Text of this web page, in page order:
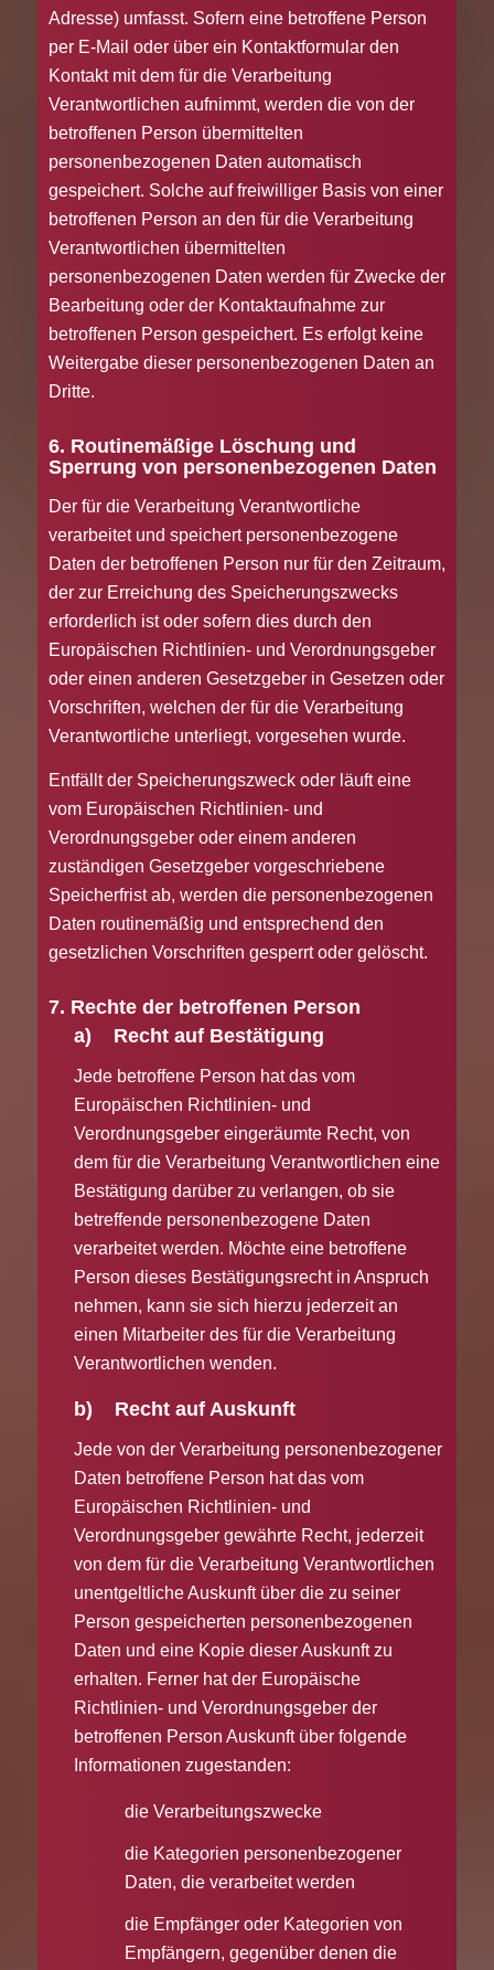
Adresse) umfasst. Sofern eine betroffene Person
per E-Mail oder über ein Kontaktformular den
Kontakt mit dem für die Verarbeitung
Verantwortlichen aufnimmt, werden die von der
betroffenen Person übermittelten
personenbezogenen Daten automatisch
gespeichert. Solche auf freiwilliger Basis von einer
betroffenen Person an den für die Verarbeitung
Verantwortlichen übermittelten
personenbezogenen Daten werden für Zwecke der
Bearbeitung oder der Kontaktaufnahme zur
betroffenen Person gespeichert. Es erfolgt keine
Weitergabe dieser personenbezogenen Daten an
Dritte.
6. Routinemäßige Löschung und
Sperrung von personenbezogenen Daten
Der für die Verarbeitung Verantwortliche
verarbeitet und speichert personenbezogene
Daten der betroffenen Person nur für den Zeitraum,
der zur Erreichung des Speicherungszwecks
erforderlich ist oder sofern dies durch den
Europäischen Richtlinien- und Verordnungsgeber
oder einen anderen Gesetzgeber in Gesetzen oder
Vorschriften, welchen der für die Verarbeitung
Verantwortliche unterliegt, vorgesehen wurde.
Entfällt der Speicherungszweck oder läuft eine
vom Europäischen Richtlinien- und
Verordnungsgeber oder einem anderen
zuständigen Gesetzgeber vorgeschriebene
Speicherfrist ab, werden die personenbezogenen
Daten routinemäßig und entsprechend den
gesetzlichen Vorschriften gesperrt oder gelöscht.
7. Rechte der betroffenen Person
a) Recht auf Bestätigung
Jede betroffene Person hat das vom
Europäischen Richtlinien- und
Verordnungsgeber eingeräumte Recht, von
dem für die Verarbeitung Verantwortlichen eine
Bestätigung darüber zu verlangen, ob sie
betreffende personenbezogene Daten
verarbeitet werden. Möchte eine betroffene
Person dieses Bestätigungsrecht in Anspruch
nehmen, kann sie sich hierzu jederzeit an
einen Mitarbeiter des für die Verarbeitung
Verantwortlichen wenden.
b) Recht auf Auskunft
Jede von der Verarbeitung personenbezogener
Daten betroffene Person hat das vom
Europäischen Richtlinien- und
Verordnungsgeber gewährte Recht, jederzeit
von dem für die Verarbeitung Verantwortlichen
unentgeltliche Auskunft über die zu seiner
Person gespeicherten personenbezogenen
Daten und eine Kopie dieser Auskunft zu
erhalten. Ferner hat der Europäische
Richtlinien- und Verordnungsgeber der
betroffenen Person Auskunft über folgende
Informationen zugestanden:
die Verarbeitungszwecke
die Kategorien personenbezogener
Daten, die verarbeitet werden
die Empfänger oder Kategorien von
Empfängern, gegenüber denen die